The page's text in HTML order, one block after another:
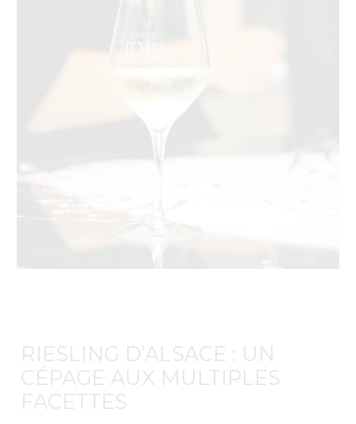
RIESLING D’ALSACE : UN
CÉPAGE AUX MULTIPLES
FACETTES